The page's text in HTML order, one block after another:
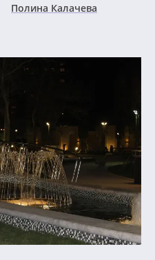
Полина Калачева